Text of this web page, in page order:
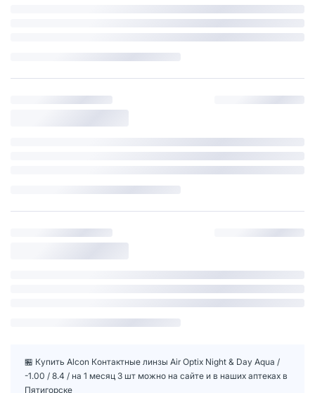
🏪 Купить Alcon Контактные линзы Air Optix Night & Day Aqua /
-1.00 / 8.4 / на 1 месяц 3 шт можно на сайте и в наших аптеках в
Пятигорске